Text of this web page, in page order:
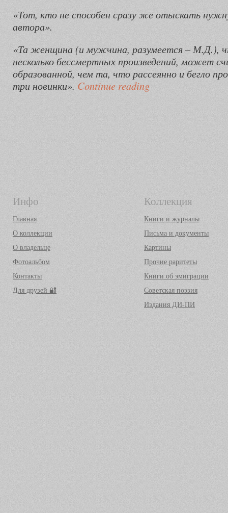
«Тот, кто не способен сразу же отыскать
автора».
«Та женщина (и мужчина, разумеется – М.Д.),
несколько бессмертных произведений, может
образованной, чем та, что рассеянно и бегло
три новинки». Continue reading
Инфо
Главная
О коллекции
О владельце
Фотоальбом
Контакты
Для друзей 🔐
Коллекция
Книги и журналы
Письма и документы
Картины
Прочие раритеты
Книги об эмиграции
Советская поэзия
Издания ДИ-ПИ